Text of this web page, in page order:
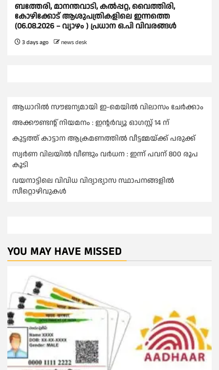
ബത്തേരി, മാനന്തവാടി, കൽപ്പറ്റ, വൈത്തിരി,
കോഴിക്കോട് ആശുപത്രികളിലെ ഇന്നത്തെ
(06.08.2026 – വ്യാഴം ) പ്രധാന ഒ.പി വിവരങ്ങൾ
3 days ago news desk
ആധാറിൽ സൗജന്യമായി ഇ-മെയിൽ വിലാസം ചേർക്കാം
അക്കൗണ്ടന്റ് നിയമനം : ഇൻ്റർവ്യൂ ഓഗസ്റ്റ് 14 ന്
കുട്ടത്ത് കാട്ടാന ആക്രമണത്തിൽ വീട്ടമ്മയ്ക്ക് പരുക്ക്
സ്വർണ വിലയില്‍ വീണ്ടും വർധന : ഇന്ന് പവന് 800 രൂപ
കൂടി
വയനാട്ടിലെ വിവിധ വിദ്യാഭ്യാസ സ്ഥാപനങ്ങളിൽ
സീറ്റൊഴിവുകൾ
YOU MAY HAVE MISSED